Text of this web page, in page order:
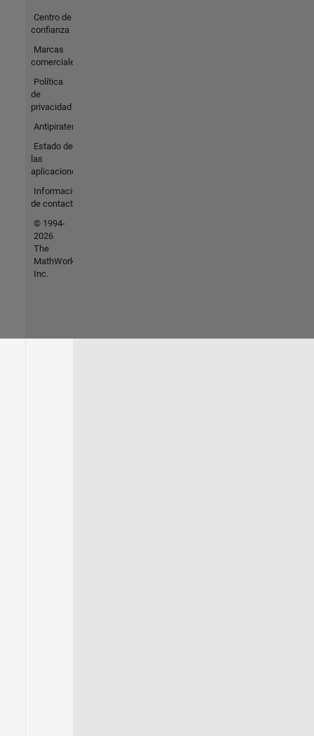
Centro de
confianza
Marcas
comerciales
Política
de
privacidad
Antipiratería
Estado de
las
aplicaciones
Información
de contacto
© 1994-
2026
The
MathWorks,
Inc.